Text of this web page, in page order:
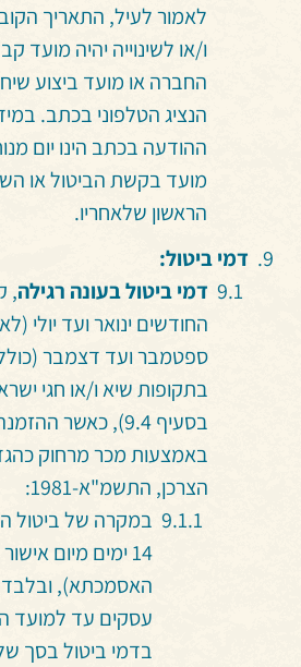
לאמור לעיל, התאריך
ו/או לשינוייה יהיה מועד
החברה או מועד ביצוע
הנציג הטלפוני בכתב.
ההודעה בכתב הינו יום
מועד בקשת הביטול או
הראשון שלאחריו.
דמי ביטול:
דמי ביטול בעונה רגילה,
החודשים ינואר ועד יולי
ספטמבר ועד דצמבר
בתקופות שיא ו/או חגי
בסעיף 9.4), כאשר
באמצעות מכר מרחוק
הצרכן, התשמ"א-1981:
במקרה של ביטול
14 ימים מיום
עסקים עד למועד